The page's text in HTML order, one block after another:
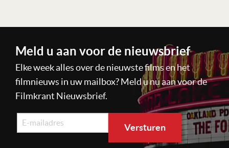
Meld u aan voor de nieuwsbrief
Elke week alles over de nieuwste films en het
filmnieuws in uw mailbox? Meld u nu aan voor de
Filmkrant Nieuwsbrief.